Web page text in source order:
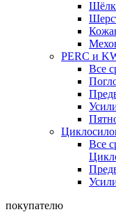
Шёлк
PERC и
Все
Все
покупателю